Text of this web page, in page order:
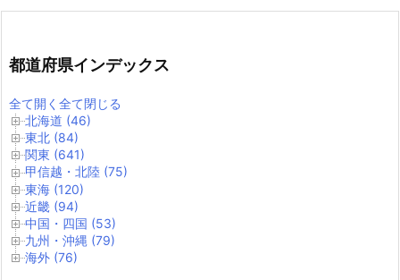
都道府県インデックス
全て開く 全て閉じる
北海道 (46)
東北 (84)
関東 (641)
甲信越・北陸 (75)
東海 (120)
近畿 (94)
中国・四国 (53)
九州・沖縄 (79)
海外 (76)